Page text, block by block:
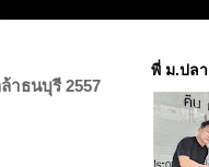
าธนบุรี 2557
พี่ ม.ปล